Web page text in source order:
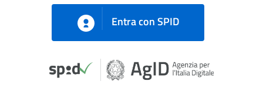
Entra con SPID